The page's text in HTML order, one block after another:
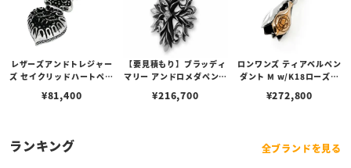
レザーズアンドトレジャー
ズ セイクリッドハートペン
スティングレイ/ブラック
¥81,400
【要見積もり】ブラッディ
マリー アンドロメダペンダ
¥216,700
ロンワンズ ティアベルペン
ダント M w/K18ローズゴ
¥272,800
ランキング 全ブランドを見る